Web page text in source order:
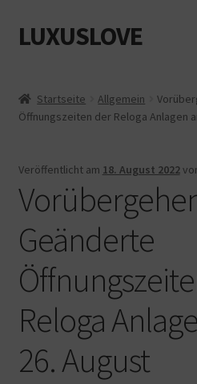
Zur
Navigation
Zum
Inhalt
LUXUSLOVE
Cookie-Richtlinie (EU)
Datenschutz
Impressum
Kasse
Mein Konto
Shop
Warenkorb
Startseite Allgemein
Öffnungszeiten der Reloga Anlagen
Veröffentlicht am 18. August 2022
Geänderte
Reloga
26. August